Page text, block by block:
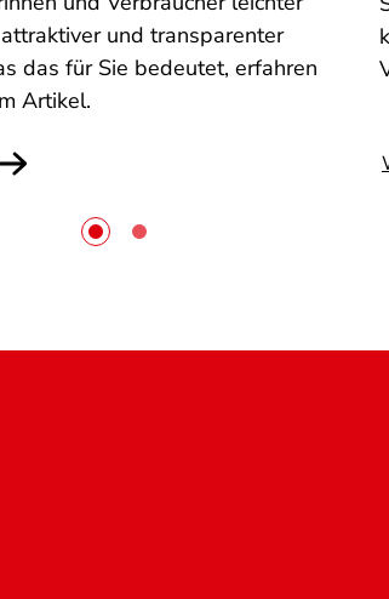
und transparenter
das für Sie bedeutet, erfahren
Artikel.